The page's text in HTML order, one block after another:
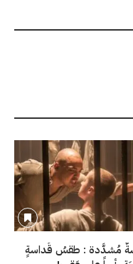
مُشدَّدة : طقسُ قَداسةٍ